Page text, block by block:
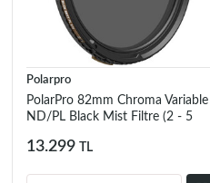
Polarpro
PolarPro 82mm Chroma Variable
ND/PL Black Mist Filtre (2 - 5
13.299 TL